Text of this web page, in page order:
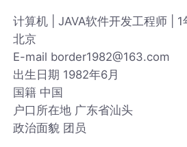
计算机 | JAVA软件开发工程师 | 1
北京
E-mail border1982@163.com
出生日期 1982年6月
国籍 中国
户口所在地 广东省汕头
政治面貌 团员